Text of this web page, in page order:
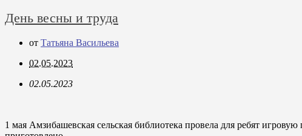
День весны и труда
от Татьяна Васильева
02.05.2023
02.05.2023
1 мая Амзибашевская сельская библиотека провела для ребят